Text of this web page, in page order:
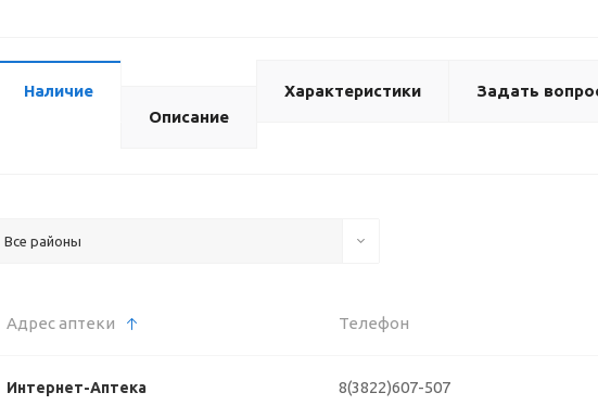
Наличие
Описание
Характеристики Задать
Все районы
Адрес аптеки Телефон
Интернет-Аптека 8(3822)607-507